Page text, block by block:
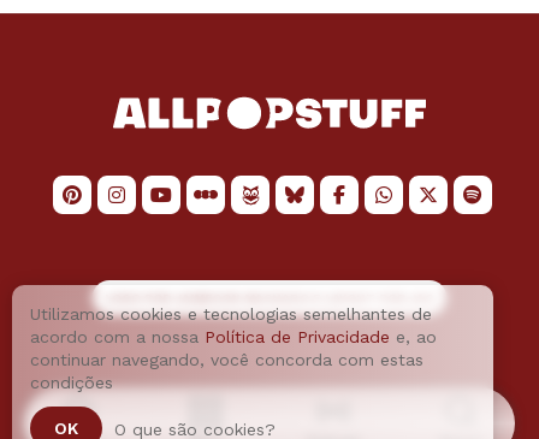
Utilizamos cookies e tecnologias semelhantes de
acordo com a nossa Política de Privacidade e, ao
continuar navegando, você concorda com estas
condições
OK O que são cookies?